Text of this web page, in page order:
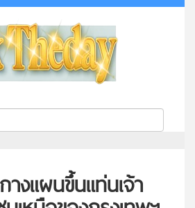
างแผนขึ้นแท่นเจ้า